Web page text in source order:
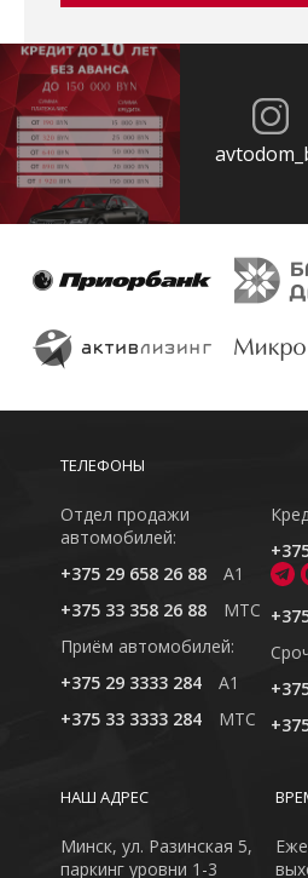
ТЕЛЕФОНЫ
Отдел продажи
автомобилей:
+375 29 658 26 88
A1
+375 33 358 26 88
MTC
Приём автомобилей:
+375 29 3333 284
A1
+375 33 3333 284
MTC
НАШ АДРЕС
Минск, ул. Разинская 5,
паркинг уровни 1-3